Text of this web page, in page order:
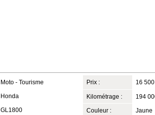
Moto - Tourisme
Honda
GL1800
Prix : 16
Kilométrage : 194
Couleur : Jaune